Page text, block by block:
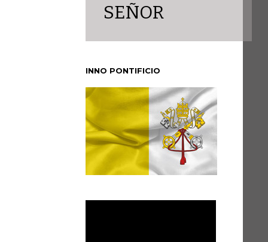
SEÑOR
INNO PONTIFICIO